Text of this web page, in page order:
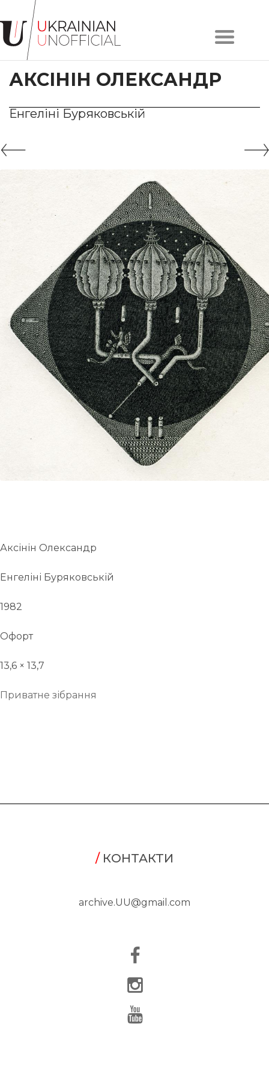
Головна
Про
проєкт
Художники
Твори
Контакти
#KYIV
UA
ENG
АКСІНІН ОЛЕКСАНДР
Енгеліні Буряковській
Аксінін Олександр
Енгеліні Буряковській
1982
Офорт
13,6 × 13,7
Приватне зібрання
/ КОНТАКТИ
archive.UU@gmail.com